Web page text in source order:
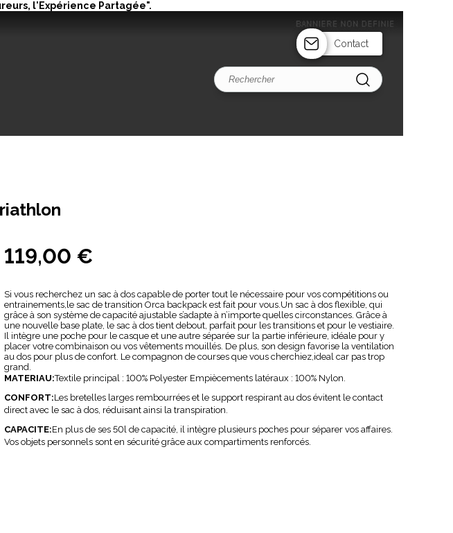
l'Expérience Partagée".
Contact
119,00 €
Si vous recherchez un sac à dos capable de porter tout le nécessaire pour vos compétitions ou
entrainements,le sac de transition Orca backpack est fait pour vous.Un sac à dos flexible, qui
grâce à son système de capacité ajustable s’adapte à n’importe quelles circonstances. Grâce à
une nouvelle base plate, le sac à dos tient debout, parfait pour les transitions et pour le vestiaire.
Il intègre une poche pour le casque et une autre séparée sur la partie inférieure, idéale pour y
placer votre combinaison ou vos vêtements mouillés. De plus, son design favorise la ventilation
au dos pour plus de confort. Le compagnon de courses que vous cherchiez,ideal car pas trop
grand.
MATERIAU:Textile principal : 100% Polyester Empiècements latéraux : 100% Nylon.
CONFORT:Les bretelles larges rembourrées et le support respirant au dos évitent le contact
direct avec le sac à dos, réduisant ainsi la transpiration.
CAPACITE:En plus de ses 50l de capacité, il intègre plusieurs poches pour séparer vos affaires.
Vos objets personnels sont en sécurité grâce aux compartiments renforcés.